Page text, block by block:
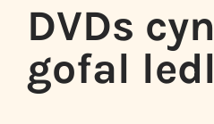
DVDs
gofal